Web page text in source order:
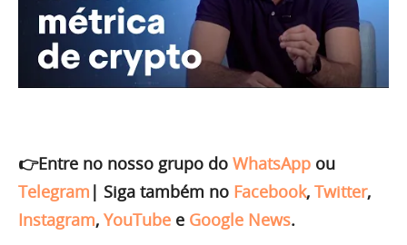
👉Entre no nosso grupo do WhatsApp ou
Telegram | Siga também no Facebook, Twitter,
Instagram, YouTube e Google News.